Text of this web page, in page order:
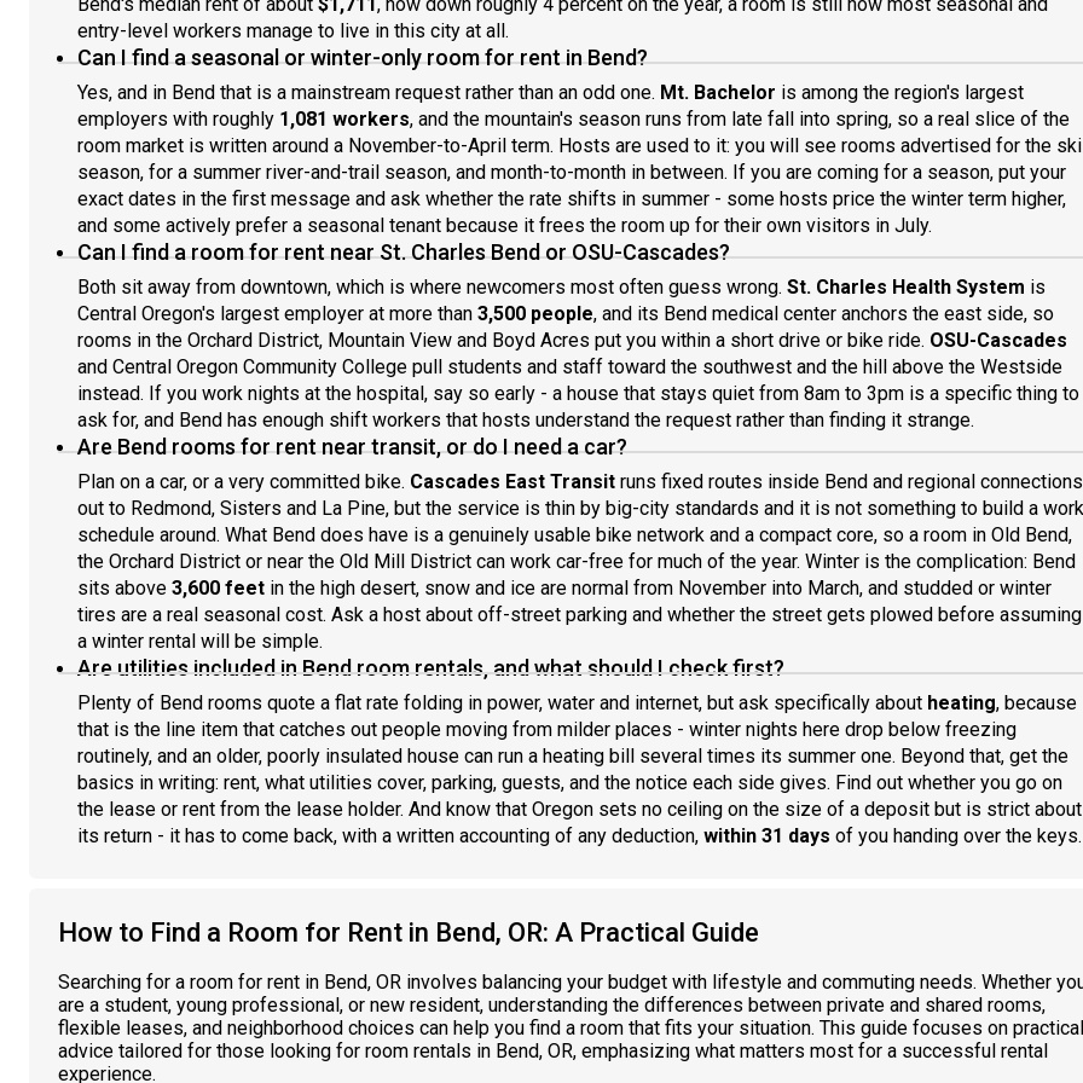
entry-level workers manage to live in this city at all.
Can I find a seasonal or winter-only room for rent in Bend?
Yes, and in Bend that is a mainstream request rather than an odd one. Mt. Bachelor is among the region's largest
employers with roughly 1,081 workers, and the mountain's season runs from late fall into spring, so a real slice of the
room market is written around a November-to-April term. Hosts are used to it: you will see rooms advertised for the ski
season, for a summer river-and-trail season, and month-to-month in between. If you are coming for a season, put your
exact dates in the first message and ask whether the rate shifts in summer - some hosts price the winter term higher,
and some actively prefer a seasonal tenant because it frees the room up for their own visitors in July.
Can I find a room for rent near St. Charles Bend or OSU-Cascades?
Both sit away from downtown, which is where newcomers most often guess wrong. St. Charles Health System is
Central Oregon's largest employer at more than 3,500 people, and its Bend medical center anchors the east side, so
rooms in the Orchard District, Mountain View and Boyd Acres put you within a short drive or bike ride. OSU-Cascades
and Central Oregon Community College pull students and staff toward the southwest and the hill above the Westside
instead. If you work nights at the hospital, say so early - a house that stays quiet from 8am to 3pm is a specific thing to
ask for, and Bend has enough shift workers that hosts understand the request rather than finding it strange.
Are Bend rooms for rent near transit, or do I need a car?
Plan on a car, or a very committed bike. Cascades East Transit runs fixed routes inside Bend and regional connections
out to Redmond, Sisters and La Pine, but the service is thin by big-city standards and it is not something to build a work
schedule around. What Bend does have is a genuinely usable bike network and a compact core, so a room in Old Bend,
the Orchard District or near the Old Mill District can work car-free for much of the year. Winter is the complication: Bend
sits above 3,600 feet in the high desert, snow and ice are normal from November into March, and studded or winter
tires are a real seasonal cost. Ask a host about off-street parking and whether the street gets plowed before assuming
a winter rental will be simple.
Are utilities included in Bend room rentals, and what should I check first?
Plenty of Bend rooms quote a flat rate folding in power, water and internet, but ask specifically about heating, because
that is the line item that catches out people moving from milder places - winter nights here drop below freezing
routinely, and an older, poorly insulated house can run a heating bill several times its summer one. Beyond that, get the
basics in writing: rent, what utilities cover, parking, guests, and the notice each side gives. Find out whether you go on
the lease or rent from the lease holder. And know that Oregon sets no ceiling on the size of a deposit but is strict about
its return - it has to come back, with a written accounting of any deduction, within 31 days of you handing over the keys.
How to Find a Room for Rent in Bend, OR: A Practical Guide
Searching for a room for rent in Bend, OR involves balancing your budget with lifestyle and commuting needs. Whether
are a student, young professional, or new resident, understanding the differences between private and shared rooms,
flexible leases, and neighborhood choices can help you find a room that fits your situation. This guide focuses on practical
advice tailored for those looking for room rentals in Bend, OR, emphasizing what matters most for a successful rental
experience.